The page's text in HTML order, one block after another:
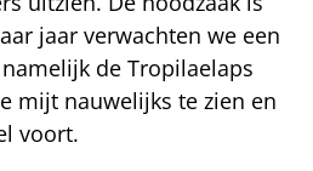
jaar verwachten we een
de Tropilaelaps
mijt nauwelijks te zien en
voort.